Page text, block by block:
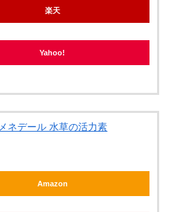
楽天
Yahoo!
メネデール 水草の活力素
Amazon